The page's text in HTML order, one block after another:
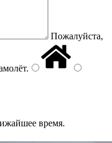
Пожалуйста,
.
время.